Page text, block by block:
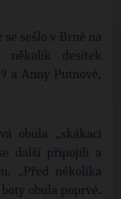
se sešlo v Brně na
několik desítek
a Anny Putnové,
obula „skákací
další připojili a
„Před několika
obula poprvé.